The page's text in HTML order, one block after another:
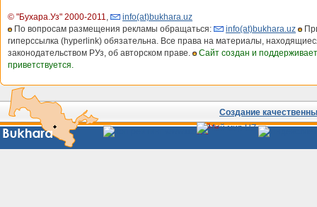
© "Бухара.Уз" 2000-2011,
info(at)bukhara.uz
По вопросам размещения рекламы обращаться:
info(at)bukhara.uz
гиперссылка (hyperlink) обязательна. Все права на материалы,
законодательством РУз, об авторском праве.
Сайт создан и
приветствуется.
Создание
Сайты
Узбекистана